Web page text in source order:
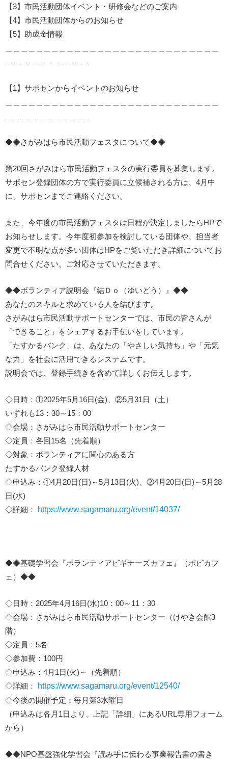
【3】市民活動団体イベント・研修会などのご案内
【4】市民活動団体からのお知らせ
【5】助成金情報
【1】サポセンからイベントのお知らせ
◆◆さがみはら市民活動フェスタについて◆◆
第20回さがみはら市民活動フェスタの実行委員を募集します。
サポセン登録団体の方で実行委員に立候補される方は、4月中
に、サポセンまでご連絡ください。
また、今年度の市民活動フェスタは日程が決定しましたらHPで
お知らせします。今年度初参加を検討している団体や、担当者
変更で不明な点が多い団体はHPをご覧いただき詳細についてお
問合せください。ご対応させていただきます。
◆◆ボランティア説明会『結Ｄｏ（ゆいどう）』◆◆
あなたのスキルと求めている人を結びます。
さがみはら市民活動サポートセンターでは、市民の皆さんが
「できること」をシェアするお手伝いをしています。
「たすかるバンク」は、あなたの「やさしい気持ち」や「元気
な力」を社会に活用できるシステムです。
説明会では、登録手続きを含めて詳しくお伝えします。
◇日時：①2025年5月16日(金)、②5月31日（土）
いずれも13：30～15：00
◇会場：さがみはら市民活動サポートセンター
◇定員：各回15名（先着順）
◇対象：ボランティアに関心のある方
たすかるバンク登録人材
◇申込み：①4月20日(日)～5月13日(火)、②4月20日(日)～5月28
日(水)
◇詳細：
https://www.sagamaru.org/event/14037/
◆◆基礎学習会『ボランティアビギナーズカフェ』（ボビカフ
ェ）◆◆
◇日時：2025年4月16日(水)10：00～11：30
◇会場：さがみはら市民活動サポートセンター（けやき会館3
階）
◇定員：5名
◇参加費：100円
◇申込み：4月1日(火)～（先着順）
◇詳細：
https://www.sagamaru.org/event/12540/
◇今後の開催予定：毎月第3水曜日
（申込みは各月1日より、上記「詳細」にあるURL専用フォーム
から）
◆◆NPO基盤強化学習会『読み手に伝わる事業報告書の書き